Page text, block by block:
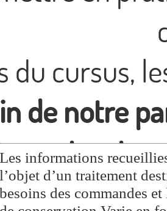
du cursus,
de notre